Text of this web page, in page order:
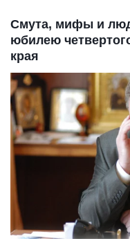
Смута, мифы и
юбилею
края